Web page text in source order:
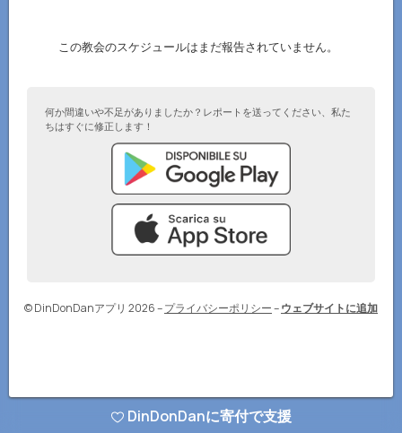
この教会のスケジュールはまだ報告されていません。
何か間違いや不足がありましたか？レポートを送ってください、私た
ちはすぐに修正します！
© DinDonDanアプリ 2026–プライバシーポリシー–ウェブサイトに追加
DinDonDanに寄付で支援